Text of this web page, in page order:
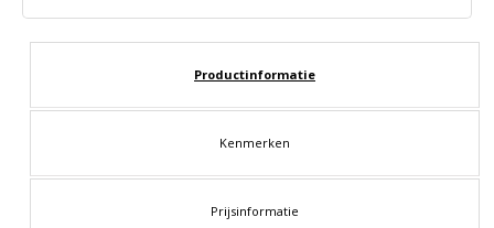
Productinformatie
Kenmerken
Prijsinformatie